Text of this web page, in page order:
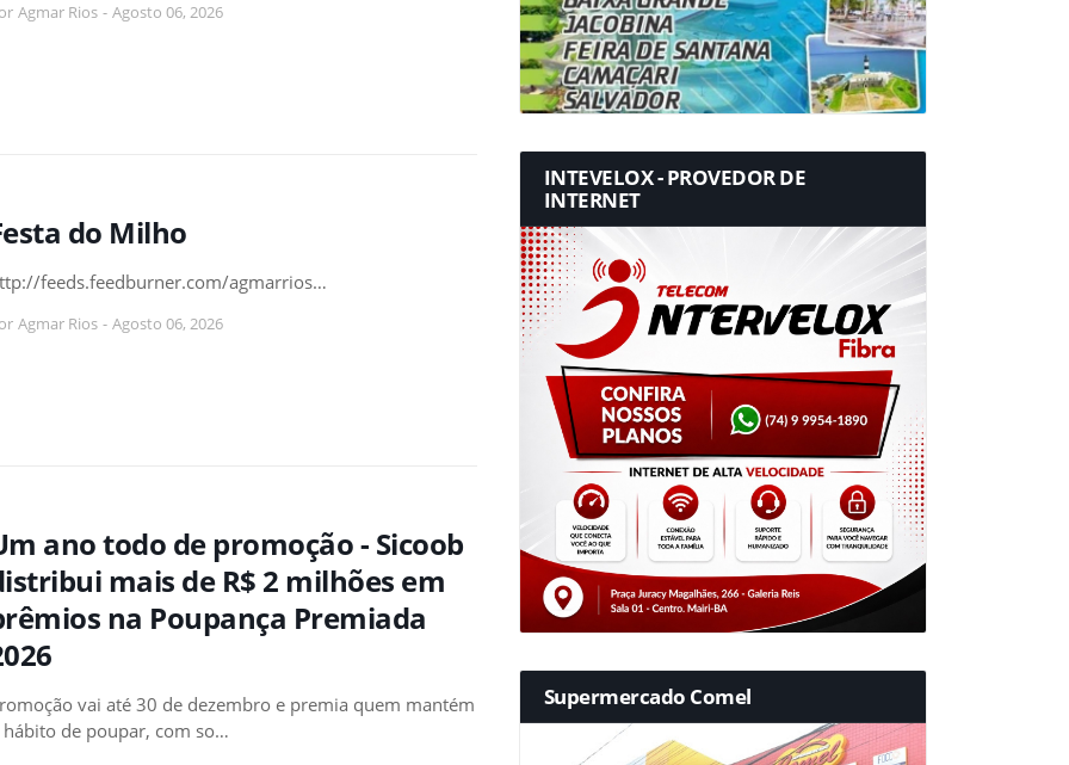
Agmar Rios - Agosto 06, 2026
do Milho
feeds.feedburner.com/agmarrios…
Agmar Rios - Agosto 06, 2026
ano todo de promoção - Sicoob
mais de R$ 2 milhões em
na Poupança Premiada
vai até 30 de dezembro e premia quem mantém
de poupar, com so…
INTEVELOX - PROVEDOR DE
INTERNET
Supermercado Comel